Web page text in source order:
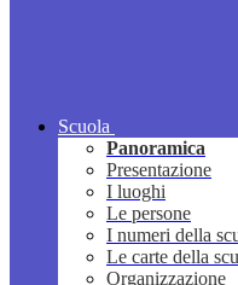
Scuola
Panoramica
Presentazione
I luoghi
Le persone
I numeri della
Le carte della
Organizzazione